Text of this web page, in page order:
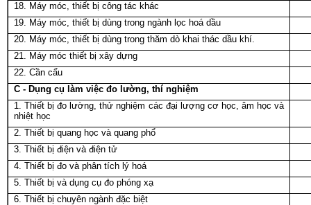
18. Máy móc, thiết bị công tác khác
19. Máy móc, thiết bị dùng trong ngành lọc hoá dầu
20. Máy móc, thiết bị dùng trong thăm dò khai thác dầu khí.
21. Máy móc thiết bị xây dựng
22. Cần cẩu
C - Dụng cụ làm việc đo lường, thí nghiệm
1. Thiết bị đo lường, thử nghiệm các đại lượng cơ học, âm học và
nhiệt học
2. Thiết bị quang học và quang phổ
3. Thiết bị điện và điện tử
4. Thiết bị đo và phân tích lý hoá
5. Thiết bị và dụng cụ đo phóng xạ
6. Thiết bị chuyên ngành đặc biệt